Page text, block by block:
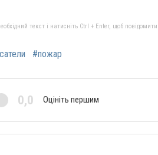
текст і натисніть Ctrl + Enter, щоб
#пожар
0,0 Оцініть першим